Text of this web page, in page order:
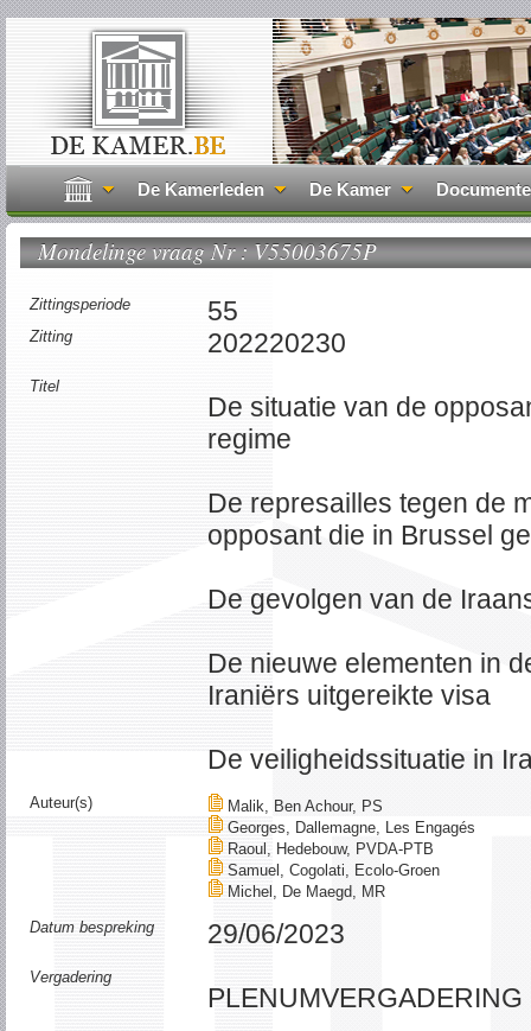
De Kamerleden De Kamer
Mondelinge vraag Nr : V55003675P
Zittingsperiode 55
Zitting 202220230
Titel
De situatie van de
regime
De represailles tegen de
opposant die in Brussel
De gevolgen van de
De nieuwe elementen in
Iraniërs uitgereikte visa
De veiligheidssituatie in
Auteur(s)
Malik, Ben Achour, PS
Georges, Dallemagne, Les Engagés
Raoul, Hedebouw, PVDA-PTB
Samuel, Cogolati, Ecolo-Groen
Michel, De Maegd, MR
Datum bespreking
29/06/2023
Vergadering
PLENUMVERGADERING